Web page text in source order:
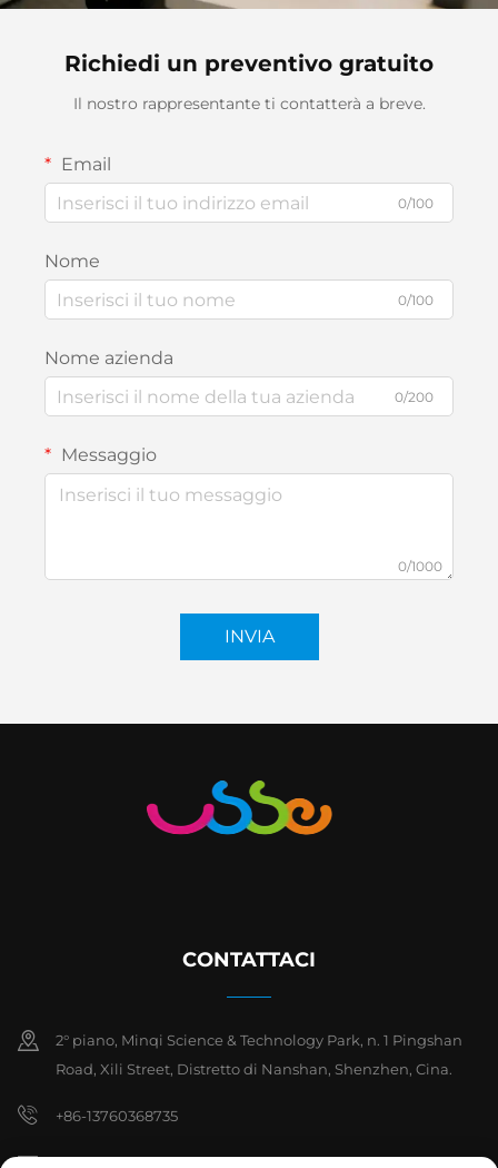
Richiedi un preventivo gratuito
Il nostro rappresentante ti contatterà a breve.
Email
0/100
Nome
0/100
Nome azienda
0/200
Messaggio
0/1000
INVIA
CONTATTACI
2° piano, Minqi Science & Technology Park, n. 1 Pingshan
Road, Xili Street, Distretto di Nanshan, Shenzhen, Cina.
+86-13760368735